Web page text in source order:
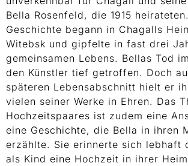
Bella Rosenfeld, die 1915
Geschichte begann in Chagalls
Witebsk und gipfelte in fast drei
gemeinsamen Lebens. Bellas Tod
den Künstler tief getroffen. Doch
späteren Lebensabschnitt hielt er
vielen seiner Werke in Ehren. Das
Hochzeitspaares ist zudem eine
eine Geschichte, die Bella in ihren
erzählte. Sie erinnerte sich lebhaft
als Kind eine Hochzeit in ihrer